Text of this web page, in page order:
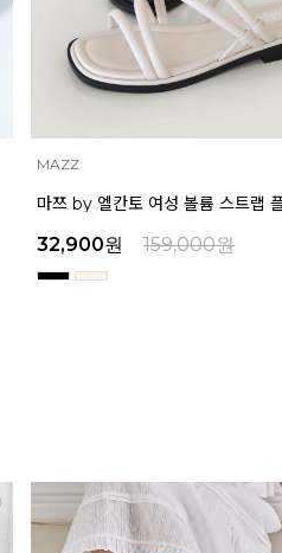
INTENSE
39,200원 159,000원